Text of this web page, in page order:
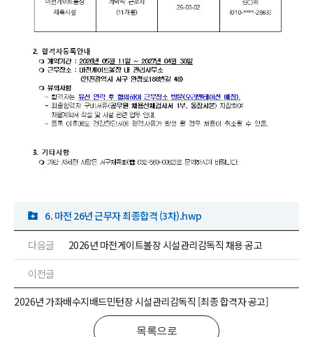
6. 마전 26년 근무자 최종합격 (3차).hwp
다음글 2026년 마전게이트볼장 시설관리감독직 채용 공고
이전글
2026년 가좌배수지배드민턴장 시설관리감독직 [최종 합격자 공고]
목록으로